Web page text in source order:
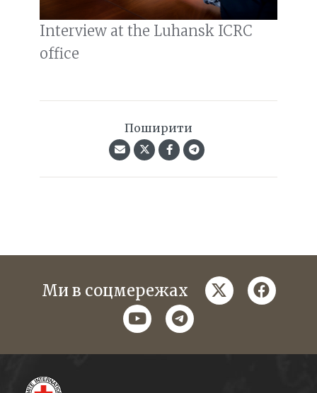
Interview at the Luhansk ICRC
office
Поширити
Ми в соцмережах twitter
youtubetelegram